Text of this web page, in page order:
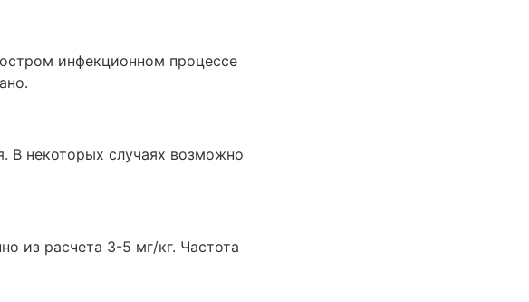
инфекционном процессе
В некоторых случаях возможно
из расчета 3-5 мг/кг. Частота